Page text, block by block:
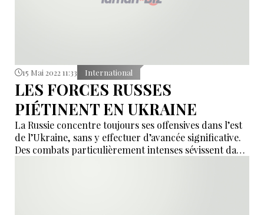
15 Mai 2022 11:33 International
LES FORCES RUSSES
PIÉTINENT EN UKRAINE
La Russie concentre toujours ses offensives dans l’est
de l’Ukraine, sans y effectuer d’avancée significative.
Des combats particulièrement intenses sévissent dans